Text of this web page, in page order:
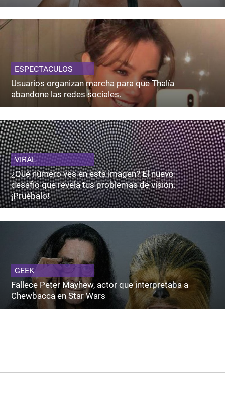
ESPECTACULOS
Usuarios organizan marcha para que Thalía
abandone las redes sociales.
VIRAL
¿Qué número ves en esta imagen? El nuevo
desafío que revela tus problemas de visión.
¡Pruébalo!
GEEK
Fallece Peter Mayhew, actor que interpretaba a
Chewbacca en Star Wars